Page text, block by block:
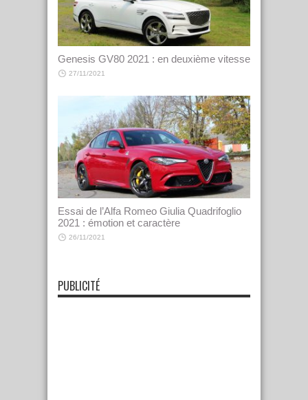
Genesis GV80 2021 : en deuxième vitesse
27/11/2021
Essai de l’Alfa Romeo Giulia Quadrifoglio
2021 : émotion et caractère
26/11/2021
PUBLICITÉ